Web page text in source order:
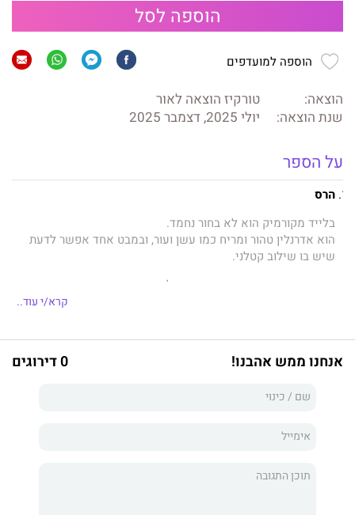
הוספה לסל
הוספה למועדפים
הוצאה:
טורקיז הוצאה לאור
שנת הוצאה:
יולי 2025, דצמבר 2025
על הספר
הרס
בלייד מקורמיק הוא לא בחור נחמד.
הוא אדרנלין טהור ומריח כמו עשן ועור, ובמבט אחד אפשר לדעת
שיש בו שילוב קטלני.
הוא חתיך באופן מסוכן ואי אפשר לעמוד בפניו.
ברגע שאני נוגעת בעורו הלוהט ומנשקת את שפתיו המלאות, אין
בלייד לקח אותי כדי לסגור חוב.
בלייד הוא הנשיא של
קרא/י עוד..
אנחנו ממש אהבנו! 0 דירוגים